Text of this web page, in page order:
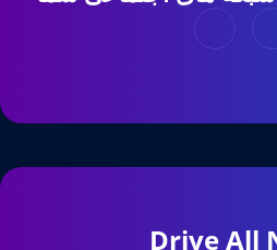
Drive All